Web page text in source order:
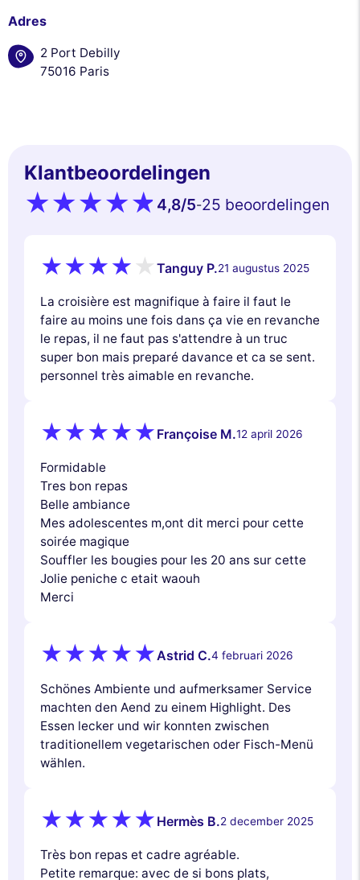
Adres
2 Port Debilly
75016 Paris
Klantbeoordelingen
4,8/5-25 beoordelingen
Tanguy P.21 augustus 2025
La croisière est magnifique à faire il faut le
faire au moins une fois dans ça vie en revanche
le repas, il ne faut pas s'attendre à un truc
super bon mais preparé davance et ca se sent.
personnel très aimable en revanche.
Françoise M.12 april 2026
Formidable
Tres bon repas
Belle ambiance
Mes adolescentes m,ont dit merci pour cette
soirée magique
Souffler les bougies pour les 20 ans sur cette
Jolie peniche c etait waouh
Merci
Astrid C.4 februari 2026
Schönes Ambiente und aufmerksamer Service
machten den Aend zu einem Highlight. Des
Essen lecker und wir konnten zwischen
traditionellem vegetarischen oder Fisch-Menü
wählen.
Hermès B.2 december 2025
Très bon repas et cadre agréable.
Petite remarque: avec de si bons plats,